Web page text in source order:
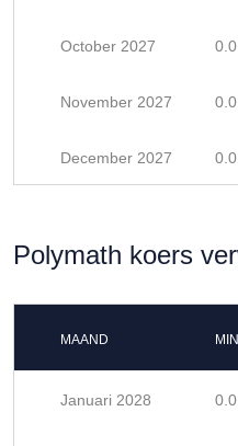
October 2027
November 2027
December 2027
Polymath koers
MAAND
Januari 2028